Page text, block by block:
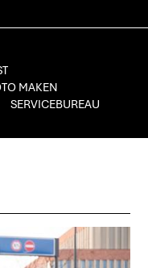
MAKEN
SERVICEBUREAU